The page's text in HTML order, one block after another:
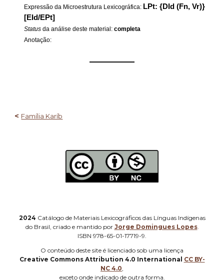
Expressão da Microestrutura Lexicográfica: LPt: {DId (Fn, Vr)}
[EId/EPt]
Status da análise deste material:completa
Anotação:
——————
< Família Karíb
2024 Catálogo de Materiais Lexicográficos das Línguas Indígenas
do Brasil, criado e mantido por Jorge Domingues Lopes.
ISBN 978-65-01-17719-9.
O conteúdo deste site é licenciado sob uma licença
Creative Commons Attribution 4.0 International CC BY-
NC 4.0
exceto onde indicado de outra forma